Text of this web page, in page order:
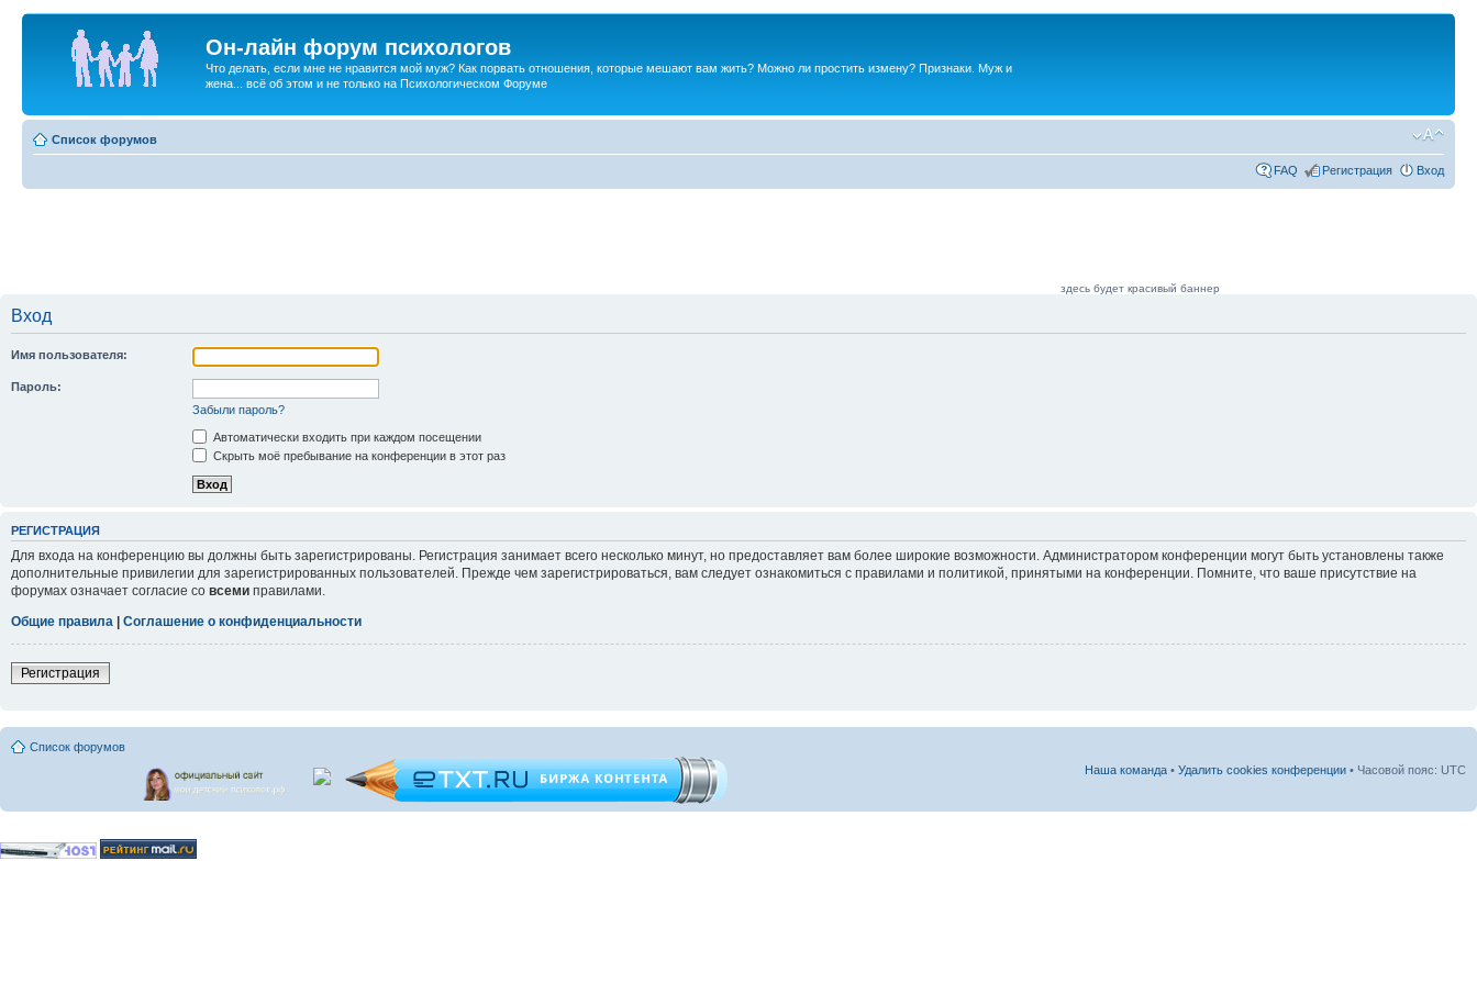
Он-лайн форум психологов
Что делать, если мне не нравится мой муж? Как порвать отношения, которые мешают вам жить? Можно ли простить измену? Признаки. Муж и
жена... всё об этом и не только на Психологическом Форуме
Список форумов
FAQ Регистрация Вход
здесь будет красивый баннер
Вход
Имя пользователя:
Пароль:
Забыли пароль?
Автоматически входить при каждом посещении
Скрыть моё пребывание на конференции в этот раз
РЕГИСТРАЦИЯ
Для входа на конференцию вы должны быть зарегистрированы. Регистрация занимает всего несколько минут, но предоставляет вам более широкие возможности. Администратором конференции могут быть установлены также
дополнительные привилегии для зарегистрированных пользователей. Прежде чем зарегистрироваться, вам следует ознакомиться с правилами и политикой, принятыми на конференции. Помните, что ваше присутствие на
форумах означает согласие со всеми правилами.
Общие правила
Соглашение о конфиденциальности
Регистрация
Список форумов
Наша команда • Удалить cookies конференции • Часовой пояс: UTC